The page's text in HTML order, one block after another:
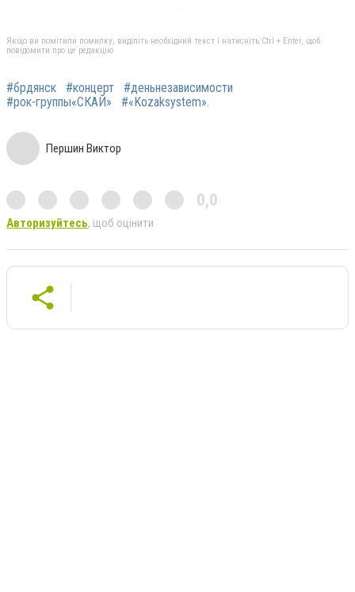
Якщо ви помітили помилку, виділіть необхідний текст і натисніть Ctrl + Enter, щоб
повідомити про це редакцію
#брдянск #концерт
#деньнезависимости
#рок-группы«СКАЙ»
#«Kozaksystem».
Першин Виктор
0,0
Авторизуйтесь, щоб оцінити